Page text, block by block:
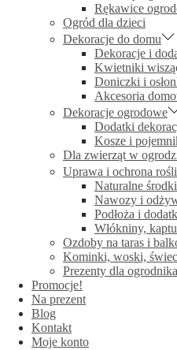
Rękawice
Ogród dla dzieci
Dekoracje do domu
Dekoracje i
Kwietniki
Doniczki i
Akcesoria
Dekoracje ogrodowe
Dodatki
Kosze i
Dla zwierząt w
Uprawa i ochrona
Naturalne
Nawozy i
Podłoża i
Włókniny,
Ozdoby na taras i
Kominki, woski,
Prezenty dla ogrodnika
Promocje!
Na prezent
Blog
Kontakt
Moje konto